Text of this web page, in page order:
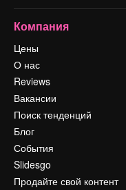
Компания
Цены
О нас
Reviews
Вакансии
Поиск тенденций
Блог
События
Slidesgo
Продайте свой контент